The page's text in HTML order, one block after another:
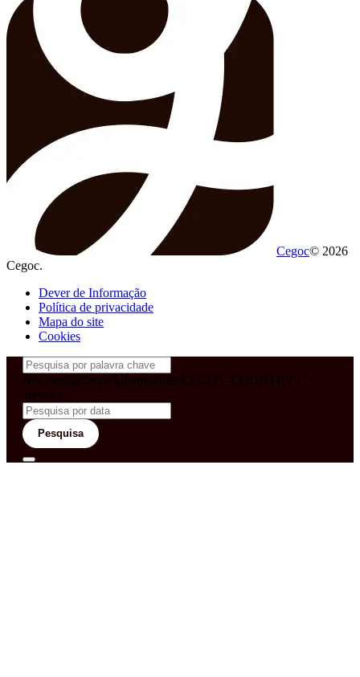
Cegoc© 2026
Cegoc.
Dever de Informação
Política de privacidade
Mapa do site
Cookies
&& config('laravel-theme-inter.CEGOS_COUNTRY') !=
'neves')
Pesquisa